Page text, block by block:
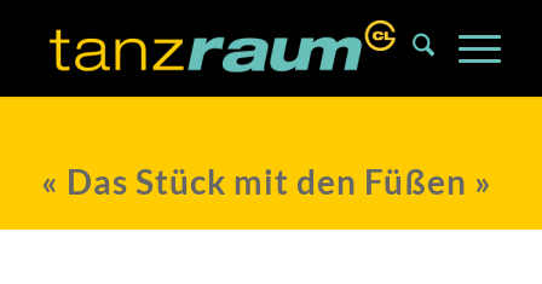
« Das Stück mit den Füßen »